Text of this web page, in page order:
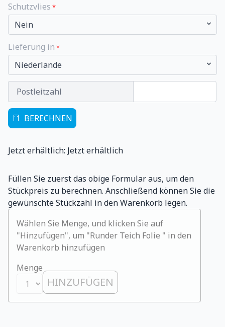
Schutzvlies
Lieferung in
Postleitzahl
BERECHNEN
Jetzt erhältlich: Jetzt erhältlich
Füllen Sie zuerst das obige Formular aus, um den
Stückpreis zu berechnen. Anschließend können Sie die
gewünschte Stückzahl in den Warenkorb legen.
Wählen Sie Menge, und klicken Sie auf
"Hinzufügen", um "Runder Teich Folie " in den
Warenkorb hinzufügen
Menge
HINZUFÜGEN